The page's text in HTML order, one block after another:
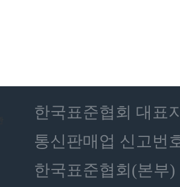
한국표준협회 대표
통신판매업 신고번
한국표준협회(본부